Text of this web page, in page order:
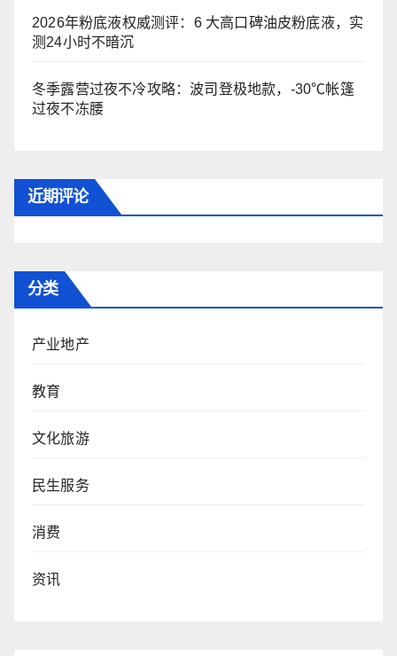
2026年粉底液权威测评：6 大高口碑油皮粉底液，实
测24小时不暗沉
冬季露营过夜不冷攻略：波司登极地款，-30℃帐篷
过夜不冻腰
近期评论
分类
产业地产
教育
文化旅游
民生服务
消费
资讯